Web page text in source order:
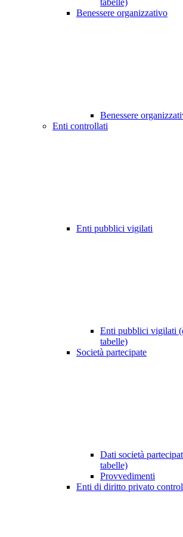
tabelle)
Benessere organizzativo
Benessere
Enti controllati
Enti pubblici vigilati
Enti pubblici vigilati
tabelle)
Società partecipate
Dati società
tabelle)
Provvedimenti
Enti di diritto privato